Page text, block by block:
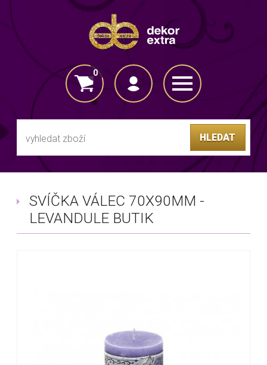
HLEDAT
0
SVÍČKA VÁLEC 70X90MM -
LEVANDULE BUTIK